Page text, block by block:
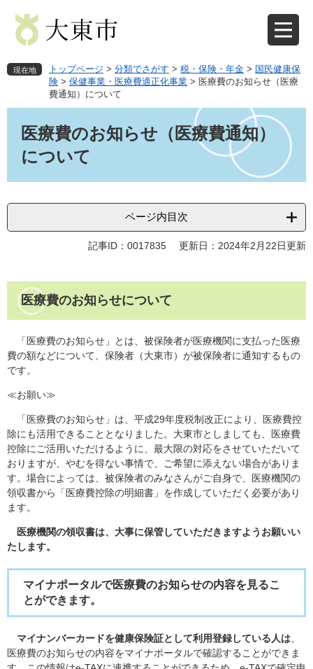
先
す
を
し
現在地 トップページ > 分類でさがす > 税・保険・年金 > 国民健康保
険 > 保健事業・医療費適正化事業 > 医療費のお知らせ（医療
費通知）について
医療費のお知らせ（医療費通知）
について
ページ内目次
記事ID：0017835 更新日：2024年2月22日更新
医療費のお知らせについて
「医療費のお知らせ」とは、被保険者が医療機関に支払った医療
費の額などについて、保険者（大東市）が被保険者に通知するもの
です。
≪お願い≫
「医療費のお知らせ」は、平成29年度税制改正により、医療費控
除にも活用できることとなりました。大東市としましても、医療費
控除にご活用いただけるように、最大限の対応をさせていただいて
おりますが、やむを得ない事情で、ご希望に添えない場合がありま
す。場合によっては、被保険者のみなさんがご自身で、医療機関の
領収書から「医療費控除の明細書」を作成していただく必要があり
ます。
医療機関の領収書は、大事に保管していただきますようお願いい
たします。
マイナポータルで医療費のお知らせの内容を見るこ
とができます。
マイナンバーカードを健康保険証として利用登録している人は
医療費のお知らせの内容をマイナポータルで確認することができま